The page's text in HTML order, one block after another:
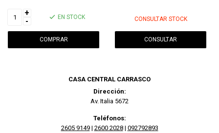
+
-
EN STOCK CONSULTAR STOCK
CONSULTAR
CASA CENTRAL CARRASCO
Dirección:
Av. Italia 5672
Teléfonos:
2605 9149| 2600 2028| 092792893